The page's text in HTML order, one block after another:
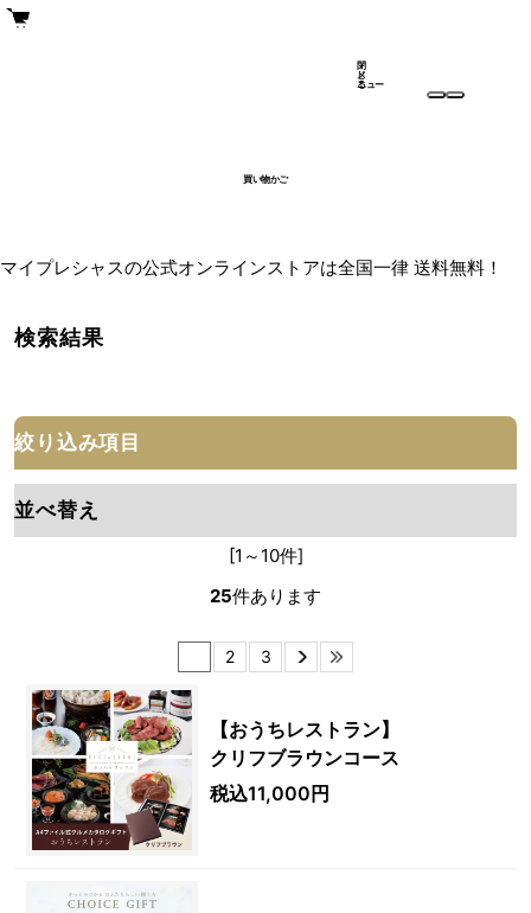
買い物かご
メ
ニュー
閉
じ
る
マイプレシャスの公式オンラインストアは全国一律 送料無料！
検索結果
絞り込み項目
並べ替え
[1～10件]
25件あります
2 3
【おうちレストラン】
クリフブラウンコース
税込11,000円